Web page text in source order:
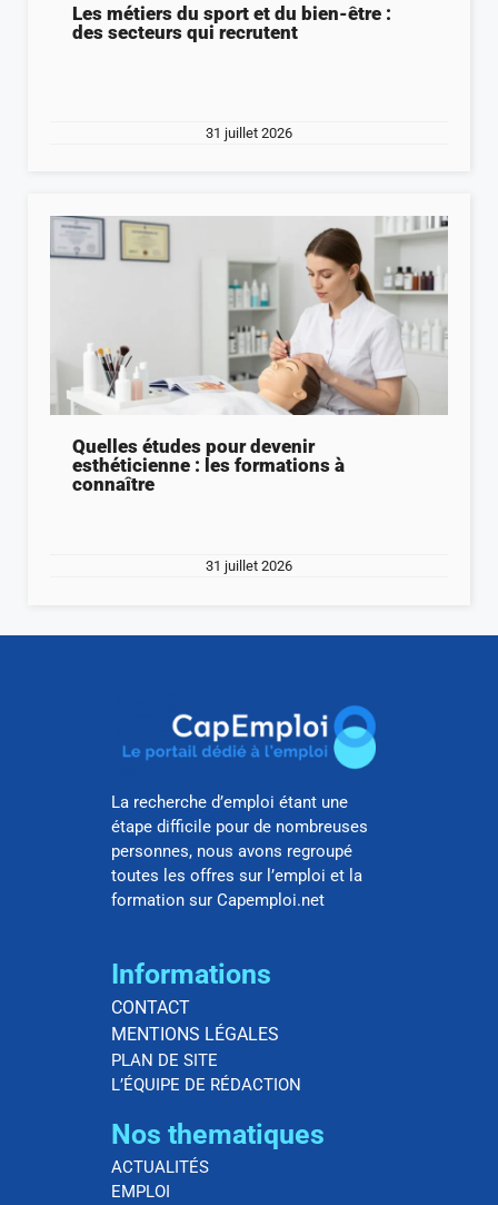
Les métiers du sport et du bien-être :
des secteurs qui recrutent
31 juillet 2026
Quelles études pour devenir
esthéticienne : les formations à
connaître
31 juillet 2026
La recherche d’emploi étant une
étape difficile pour de nombreuses
personnes, nous avons regroupé
toutes les offres sur l’emploi et la
formation sur Capemploi.net
Informations
CONTACT
MENTIONS LÉGALES
PLAN DE SITE
L’ÉQUIPE DE RÉDACTION
Nos thematiques
ACTUALITÉS
EMPLOI